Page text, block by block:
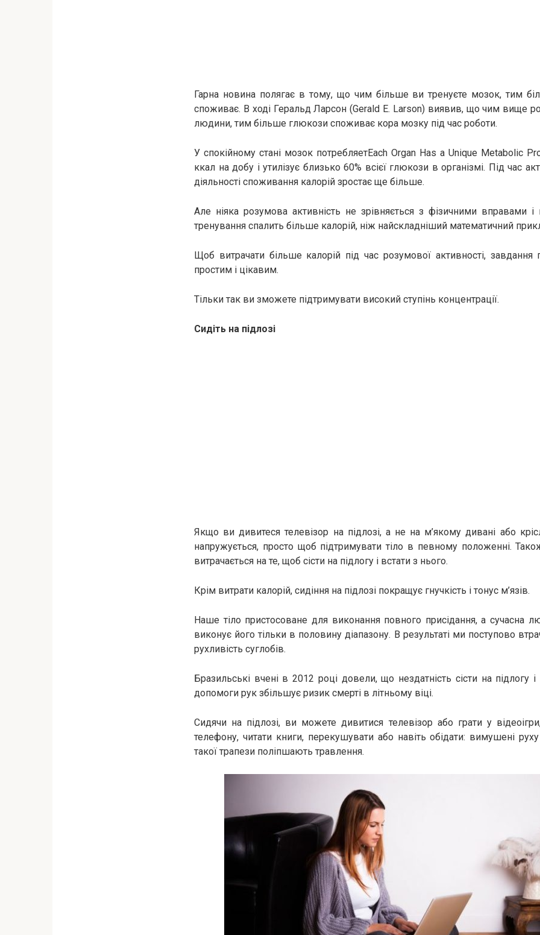
Гарна новина полягає в тому, що чим більше ви тренуєте мозок, тим
споживає. В ході Геральд Ларсон (Gerald E. Larson) виявив, що чим вище
людини, тим більше глюкози споживає кора мозку під час роботи.
У спокійному стані мозок потребляетEach Organ Has a Unique Metabolic
ккал на добу і утилізує близько 60% всієї глюкози в організмі. Під час
діяльності споживання калорій зростає ще більше.
Але ніяка розумова активність не зрівняється з фізичними вправами
тренування спалить більше калорій, ніж найскладніший математичний
Щоб витрачати більше калорій під час розумової активності, завдання
простим і цікавим.
Тільки так ви зможете підтримувати високий ступінь концентрації.
Сидіть на підлозі
Якщо ви дивитеся телевізор на підлозі, а не на м’якому дивані або
напружується, просто щоб підтримувати тіло в певному положенні.
витрачається на те, щоб сісти на підлогу і встати з нього.
Крім витрати калорій, сидіння на підлозі покращує гнучкість і тонус м’язів.
Наше тіло пристосоване для виконання повного присідання, а сучасна
виконує його тільки в половину діапазону. В результаті ми поступово
рухливість суглобів.
Бразильські вчені в 2012 році довели, що нездатність сісти на підлогу
допомоги рук збільшує ризик смерті в літньому віці.
Сидячи на підлозі, ви можете дивитися телевізор або грати у
телефону, читати книги, перекушувати або навіть обідати: вимушені
такої трапези поліпшають травлення.